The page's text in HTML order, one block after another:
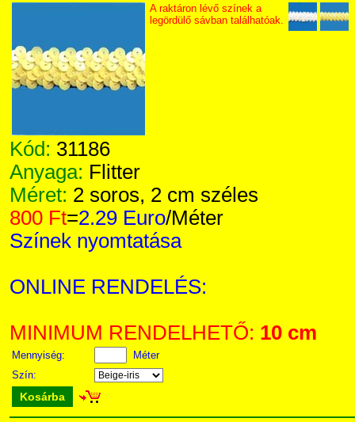
A raktáron lévő színek a
legördülő sávban találhatóak.
Kód: 31186
Anyaga: Flitter
Méret: 2 soros, 2 cm széles
800 Ft=2.29 Euro/Méter
Színek nyomtatása
ONLINE RENDELÉS:
MINIMUM RENDELHETŐ: 10 cm
Mennyiség:
Méter
Szín:
Kosárba